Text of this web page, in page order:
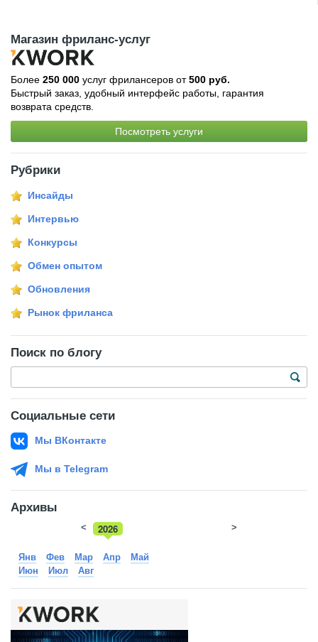
Магазин фриланс-услуг
Более 250 000 услуг фрилансеров от500 руб.
Быстрый заказ, удобный интерфейс работы, гарантия
возврата средств.
Посмотреть услуги
Рубрики
Инсайды
Интервью
Конкурсы
Обмен опытом
Обновления
Рынок фриланса
Поиск по блогу
Социальные сети
Мы ВКонтакте
Мы в Telegram
Архивы
2026
2025
< >
Янв Фев Мар Апр
Май
Июн
Июл Авг